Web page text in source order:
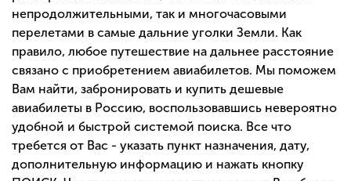
непродолжительными, так и многочасовыми
перелетами в самые дальние уголки Земли. Как
правило, любое путешествие на дальнее расстояние
связано с приобретением авиабилетов. Мы поможем
Вам найти, забронировать и купить дешевые
авиабилеты в Россию, воспользовавшись невероятно
удобной и быстрой системой поиска. Все что
требется от Вас - указать пункт назначения, дату,
дополнительную информацию и нажать кнопку